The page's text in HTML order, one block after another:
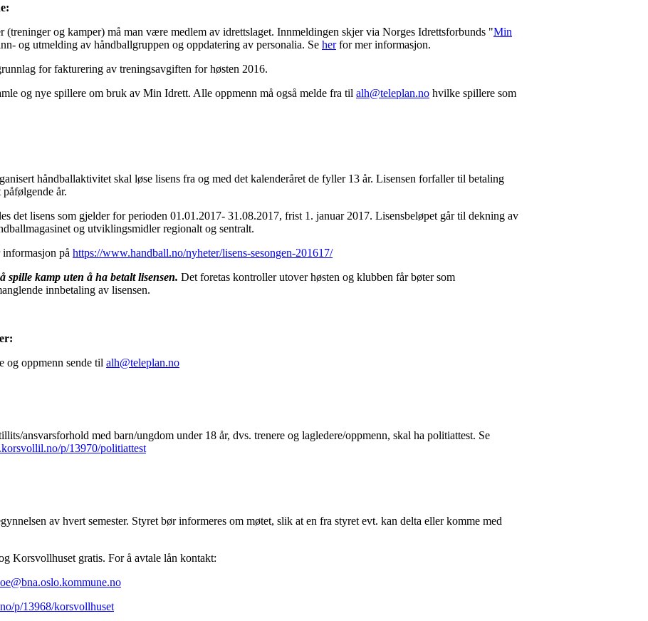
og kamper) må man være medlem av idrettslaget. Innmeldingen skjer via Norges Idrettsforbunds "Min
og utmelding av håndballgruppen og oppdatering av personalia. Se herfor mer informasjon.
for fakturering av treningsavgiften for høsten 2016.
og nye spillere om bruk av Min Idrett. Alle oppmenn må også melde fra til alh@teleplan.no hvilke spillere som
håndballaktivitet skal løse lisens fra og med det kalenderåret de fyller 13 år. Lisensen forfaller til betaling
år.
det lisens som gjelder for perioden 01.01.2017- 31.08.2017, frist 1. januar 2017. Lisensbeløpet går til dekning av
og utviklingsmidler regionalt og sentralt.
på https://www.handball.no/nyheter/lisens-sesongen-201617/
kamp uten å ha betalt lisensen. Det foretas kontroller utover høsten og klubben får bøter som
innbetaling av lisensen.
og oppmenn sende til alh@teleplan.no
ansvarsforhold med barn/ungdom under 18 år, dvs. trenere og lagledere/oppmenn, skal ha politiattest. Se
p/13970/politiattest
av hvert semester. Styret bør informeres om møtet, slik at en fra styret evt. kan delta eller komme med
Korsvollhuset gratis. For å avtale lån kontakt:
kommune.no
p/13968/korsvollhuset